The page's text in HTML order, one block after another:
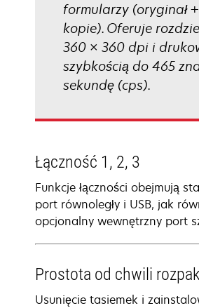
formularzy (oryginał
kopie). Oferuje
360 × 360 dpi i
szybkością do 465
sekundę (cps).
Łączność 1, 2, 3
Funkcje łączności obejmują
port równoległy i USB, jak
opcjonalny wewnętrzny port
Prostota od chwili
Usunięcie tasiemek i